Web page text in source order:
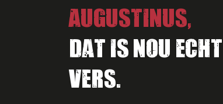
Augustinus,
Dat is nou echt
vers.